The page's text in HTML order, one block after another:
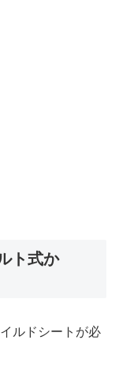
ト式か
ルドシートが必